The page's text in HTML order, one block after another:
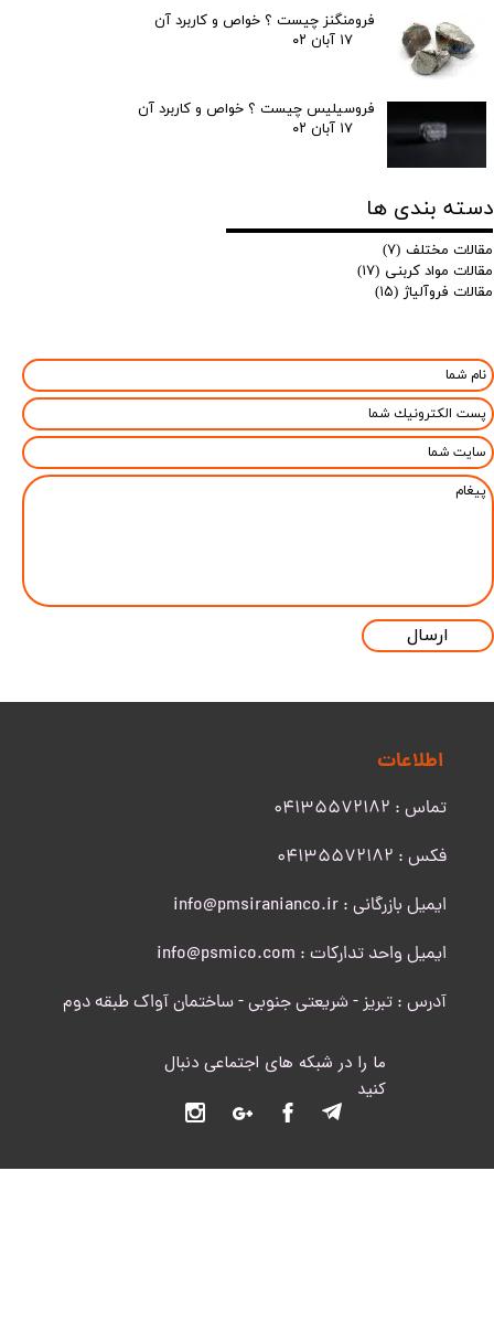
ارسال
فرومنگنز چیست ؟ خواص و کاربرد آن
۱۷ آبان ۰۲
فروسیلیس چیست ؟ خواص و کاربرد آن
۱۷ آبان ۰۲
دسته بندی ها
مقالات مختلف (۷)
مقالات مواد کربنی (۱۷)
مقالات فروآلیاژ (۱۵)
اطلاعات
تماس : 04135572182
​​​​​​​فکس : 04135572182
ایمیل بازرگانی : info@pmsiranianco.ir
ایمیل واحد تدارکات : info@psmico.com
آدرس : تبریز - شریعتی جنوبی - ساختمان آواک طبقه دوم
ما را در شبکه های اجتماعی دنبال
کنید